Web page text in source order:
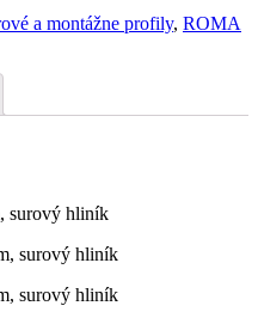
a montážne profily, ROMA
surový hliník
surový hliník
surový hliník